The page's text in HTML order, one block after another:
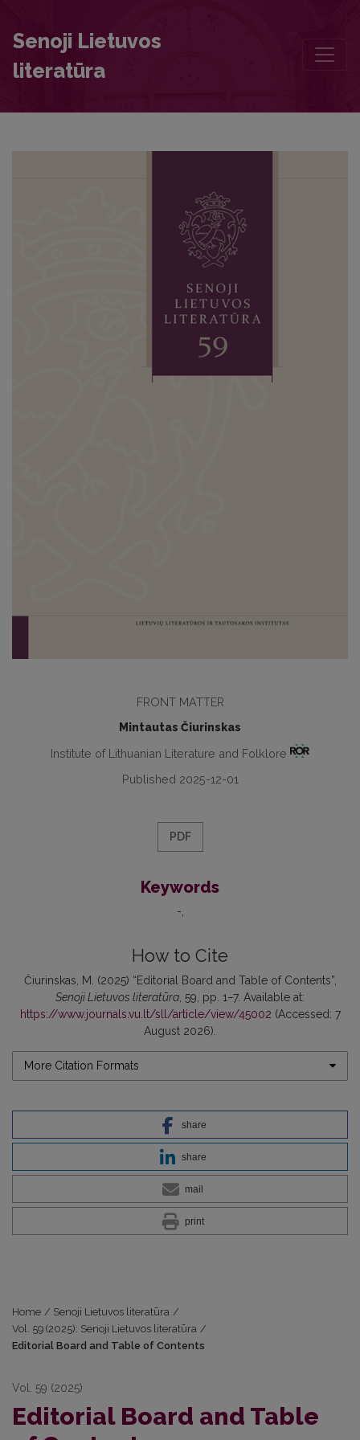
Senoji Lietuvos
literatūra
FRONT MATTER
Mintautas Čiurinskas
Institute of Lithuanian Literature and Folklore
Published 2025-12-01
PDF
Keywords
-
How to Cite
Čiurinskas, M. (2025) “Editorial Board and Table of Contents”,
Senoji Lietuvos literatūra , 59, pp. 1–7. Available at:
https://www.journals.vu.lt/sll/article/view/45002 (Accessed: 7
August 2026).
More Citation Formats
share
share
mail
print
Home / Senoji Lietuvos literatūra /
Vol. 59 (2025): Senoji Lietuvos literatūra /
Editorial Board and Table of Contents
Vol. 59 (2025)
Editorial Board and Table